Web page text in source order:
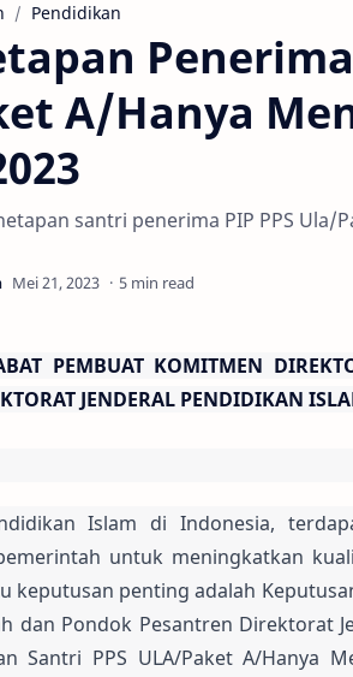
Pendidikan
A/Hanya
santri penerima PIP PPS Ula/
5 min read
PEMBUAT KOMITMEN
JENDERAL PENDIDIKAN
Islam di Indonesia,
untuk meningkatkan
keputusan penting adalah
dan Pondok Pesantren Direktorat
Santri PPS ULA/Paket A/Hanya